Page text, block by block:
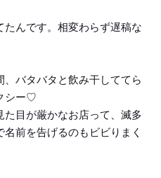
たんです。相変わらず遅稿な
バタバタと飲み干しててら
シー♡
目が厳かなお店って、滅多
前を告げるのもビビりまく